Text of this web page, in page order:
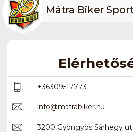
Mátra Biker
+36309517773
info@matrabiker.hu
3200 Gyöngyös Sárhegy